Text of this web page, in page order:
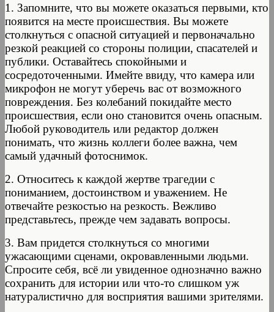
1. Запомните, что вы можете оказаться первыми, кто
появится на месте происшествия. Вы можете
столкнуться с опасной ситуацией и первоначально
резкой реакцией со стороны полиции, спасателей и
публики. Оставайтесь спокойными и
сосредоточенными. Имейте ввиду, что камера или
микрофон не могут уберечь вас от возможного
повреждения. Без колебаний покидайте место
происшествия, если оно становится очень опасным.
Любой руководитель или редактор должен
понимать, что жизнь коллеги более важна, чем
самый удачный фотоснимок.
2. Относитесь к каждой жертве трагедии с
пониманием, достоинством и уважением. Не
отвечайте резкостью на резкость. Вежливо
представьтесь, прежде чем задавать вопросы.
3. Вам придется столкнуться со многими
ужасающими сценами, окровавленными людьми.
Спросите себя, всё ли увиденное однозначно важно
сохранить для истории или что-то слишком уж
натуралистично для восприятия вашими зрителями.